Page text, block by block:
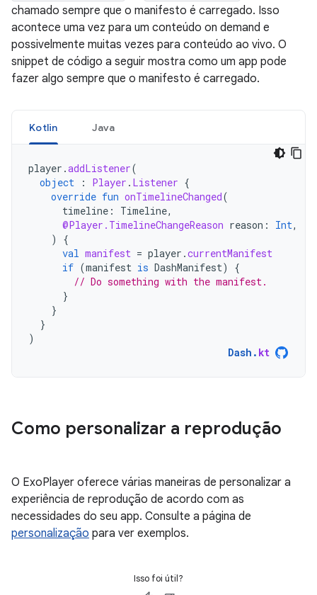
chamado sempre que o manifesto é carregado. Isso
acontece uma vez para um conteúdo on demand e
possivelmente muitas vezes para conteúdo ao vivo. O
snippet de código a seguir mostra como um app pode
fazer algo sempre que o manifesto é carregado.
Kotlin Java
player .addListener(
object
: Player . Listener {
override fun onTimelineChanged(
timeline : Timeline,
@Player.TimelineChangeReason reason : Int,
)
{
val manifest = player .currentManifest
if (manifest is DashManifest)
{
// Do something with the manifest.
}
}
}
)
Dash . kt
Como personalizar a reprodução
O ExoPlayer oferece várias maneiras de personalizar a
experiência de reprodução de acordo com as
necessidades do seu app. Consulte a página de
personalização para ver exemplos.
Isso foi útil?